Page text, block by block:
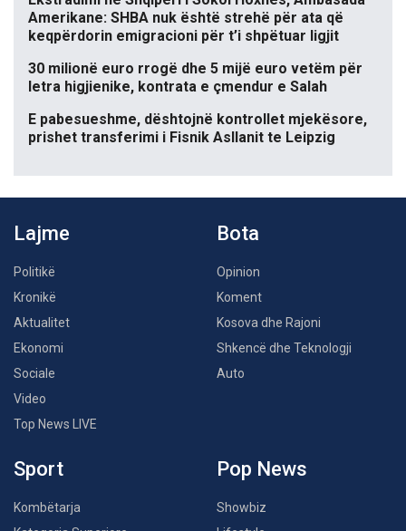
Amerikane: SHBA nuk është strehë për ata që
keqpërdorin emigracioni për t’i shpëtuar ligjit
30 milionë euro rrogë dhe 5 mijë euro vetëm për
letra higjienike, kontrata e çmendur e Salah
E pabesueshme, dështojnë kontrollet mjekësore,
prishet transferimi i Fisnik Asllanit te Leipzig
Lajme
Politikë
Kronikë
Aktualitet
Ekonomi
Sociale
Video
Top News LIVE
Bota
Opinion
Koment
Kosova dhe Rajoni
Shkencë dhe Teknologji
Auto
Sport
Kombëtarja
Pop News
Showbiz